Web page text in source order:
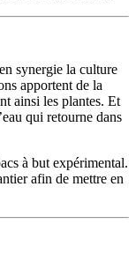
synergie la culture
apportent de la
ainsi les plantes. Et
qui retourne dans
à but expérimental.
afin de mettre en